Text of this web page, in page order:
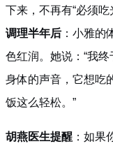
下来，不再有“必须吃
调理半年后 ：小雅的
色红润。她说：“我
身体的声音，它想
饭这么轻松。”
胡燕医生提醒 ：如果